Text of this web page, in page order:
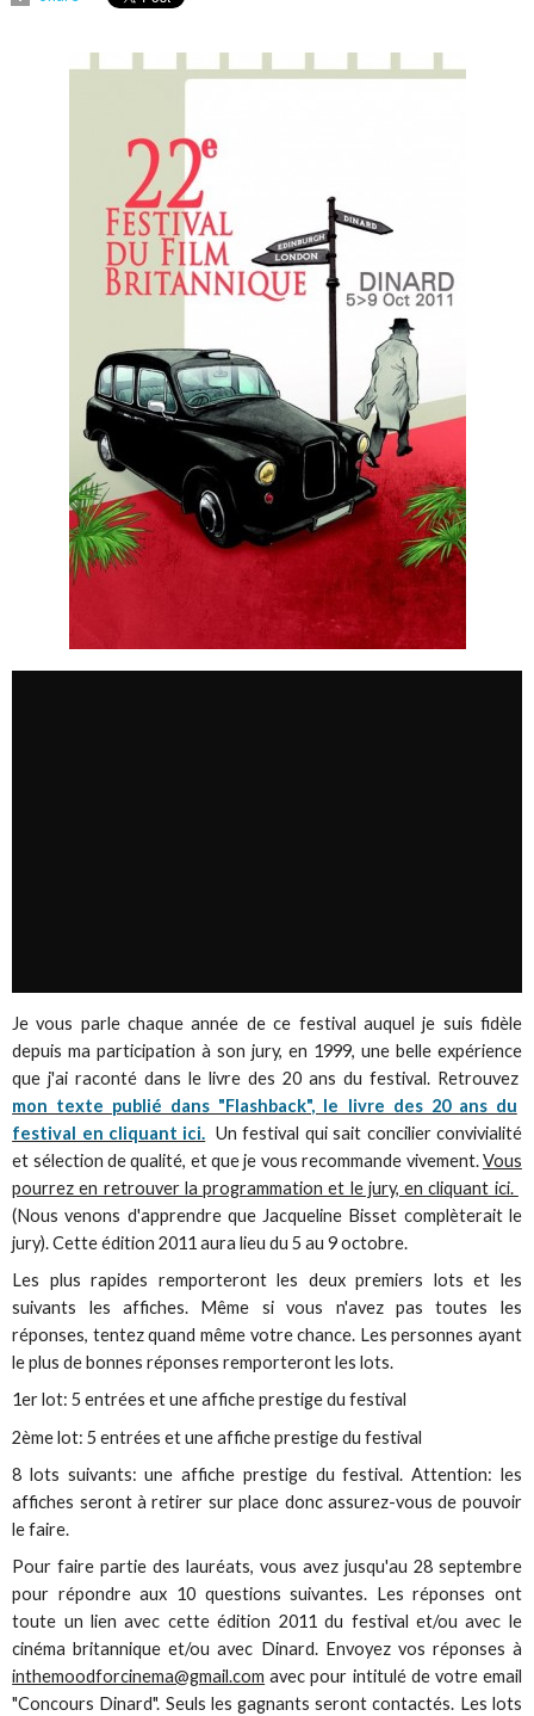
Je vous parle chaque année de ce festival auquel je suis fidèle
depuis ma participation à son jury, en 1999, une belle expérience
que j'ai raconté dans le livre des 20 ans du festival. Retrouvez
mon texte publié dans "Flashback", le livre des 20 ans du
festival en cliquant ici. Un festival qui sait concilier convivialité
et sélection de qualité, et que je vous recommande vivement.Vous
pourrez en retrouver la programmation et le jury, en cliquant ici.
(Nous venons d'apprendre que Jacqueline Bisset complèterait le
jury). Cette édition 2011 aura lieu du 5 au 9 octobre.
Les plus rapides remporteront les deux premiers lots et les
suivants les affiches. Même si vous n'avez pas toutes les
réponses, tentez quand même votre chance. Les personnes ayant
le plus de bonnes réponses remporteront les lots.
1er lot: 5 entrées et une affiche prestige du festival
2ème lot: 5 entrées et une affiche prestige du festival
8 lots suivants: une affiche prestige du festival. Attention: les
affiches seront à retirer sur place donc assurez-vous de pouvoir
le faire.
Pour faire partie des lauréats, vous avez jusqu'au 28 septembre
pour répondre aux 10 questions suivantes. Les réponses ont
toute un lien avec cette édition 2011 du festival et/ou avec le
cinéma britannique et/ou avec Dinard. Envoyez vos réponses à
inthemoodforcinema@gmail.com avec pour intitulé de votre email
"Concours Dinard". Seuls les gagnants seront contactés. Les lots